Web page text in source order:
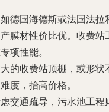
德国海德斯或法国法拉
膜材性价比优。收费站
项性能。
的收费站顶棚，或形状
度，抬高价格。
交通疏导，污水池工程